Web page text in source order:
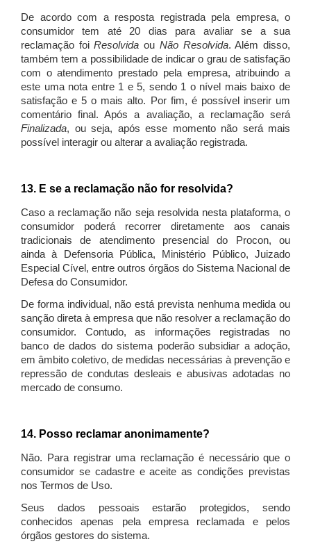
De acordo com a resposta registrada pela empresa, o
consumidor tem até 20 dias para avaliar se a sua
reclamação foiResolvida ou Não Resolvida. Além disso,
também tem a possibilidade de indicar o grau de satisfação
com o atendimento prestado pela empresa, atribuindo a
este uma nota entre 1 e 5, sendo 1 o nível mais baixo de
satisfação e 5 o mais alto. Por fim, é possível inserir um
comentário final. Após a avaliação, a reclamação será
Finalizada, ou seja, após esse momento não será mais
possível interagir ou alterar a avaliação registrada.
13. E se a reclamação não for resolvida?
Caso a reclamação não seja resolvida nesta plataforma, o
consumidor poderá recorrer diretamente aos canais
tradicionais de atendimento presencial do Procon, ou
ainda à Defensoria Pública, Ministério Público, Juizado
Especial Cível, entre outros órgãos do Sistema Nacional de
Defesa do Consumidor.
De forma individual, não está prevista nenhuma medida ou
sanção direta à empresa que não resolver a reclamação do
consumidor. Contudo, as informações registradas no
banco de dados do sistema poderão subsidiar a adoção,
em âmbito coletivo, de medidas necessárias à prevenção e
repressão de condutas desleais e abusivas adotadas no
mercado de consumo.
14. Posso reclamar anonimamente?
Não. Para registrar uma reclamação é necessário que o
consumidor se cadastre e aceite as condições previstas
nos Termos de Uso.
Seus dados pessoais estarão protegidos, sendo
conhecidos apenas pela empresa reclamada e pelos
órgãos gestores do sistema.